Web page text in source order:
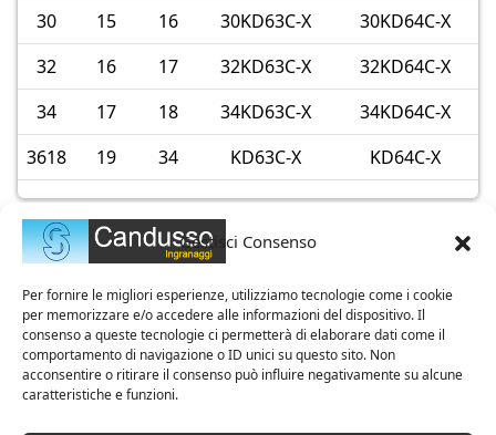
Gestisci Consenso
Per fornire le migliori esperienze, utilizziamo tecnologie come i cookie
per memorizzare e/o accedere alle informazioni del dispositivo. Il
consenso a queste tecnologie ci permetterà di elaborare dati come il
comportamento di navigazione o ID unici su questo sito. Non
acconsentire o ritirare il consenso può influire negativamente su alcune
caratteristiche e funzioni.
30
15 16 30KD63C-X
30KD64C-X
32
16 17 32KD63C-X
32KD64C-X
34
17 18 34KD63C-X
34KD64C-X
3618
19 34 KD63C-X KD64C-X